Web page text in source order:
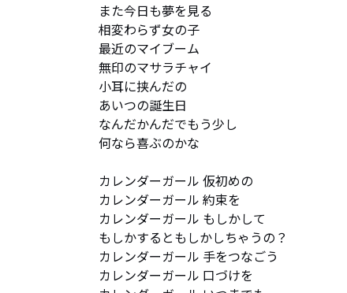
また今日も夢を見る
相変わらず女の子
最近のマイブーム
無印のマサラチャイ
小耳に挟んだの
あいつの誕生日
なんだかんだでもう少し
何なら喜ぶのかな
カレンダーガール 仮初めの
カレンダーガール 約束を
カレンダーガール もしかして
もしかするともしかしちゃうの？
カレンダーガール 手をつなごう
カレンダーガール 口づけを